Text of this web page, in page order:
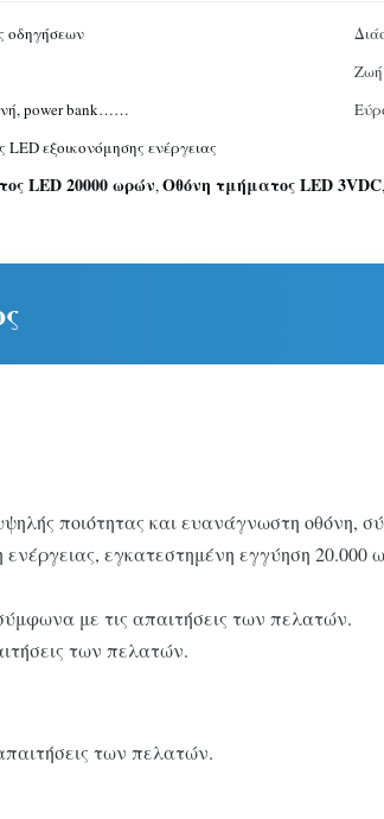
οδηγήσεων
power bank……
εξοικονόμησης ενέργειας
LED 20000 ωρών,Οθόνη τμήματος LED 3VDC,
ποιότητας και ευανάγνωστη οθόνη,
εγκατεστημένη εγγύηση 20.000
με τις απαιτήσεις των πελατών.
των πελατών.
των πελατών.